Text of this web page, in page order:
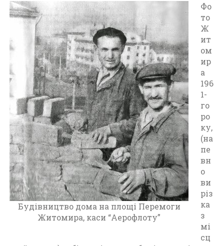
о
Ж
и
т
о
м
и
р
(
1
9
6
0
-
1
9
7
0
)
Будівництво дома на площі Перемоги
Житомира, каси “Аерофлоту”
Фо
то
Ж
ит
ом
ир
а
196
1-
го
ро
ку,
(на
пе
вн
о
ви
різ
ка
з
мі
сц